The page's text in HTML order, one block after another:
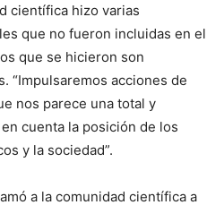
científica hizo varias
que no fueron incluidas en el
que se hicieron son
“Impulsaremos acciones de
nos parece una total y
cuenta la posición de los
y la sociedad”.
a la comunidad científica a